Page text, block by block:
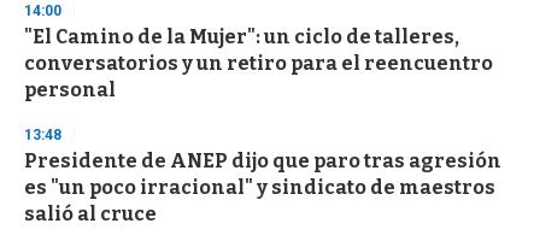
14:00
"El Camino de la Mujer": un ciclo de talleres,
conversatorios y un retiro para el reencuentro
personal
13:48
Presidente de ANEP dijo que paro tras agresión
es "un poco irracional" y sindicato de maestros
salió al cruce